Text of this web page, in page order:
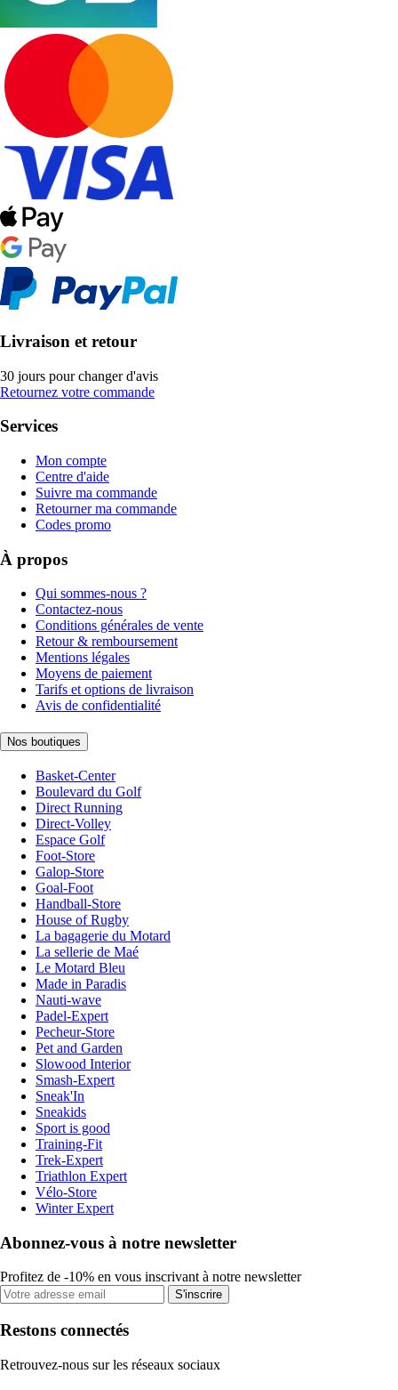
Livraison et retour
30 jours pour changer d'avis
Retournez votre commande
Services
Mon compte
Centre d'aide
Suivre ma commande
Retourner ma commande
Codes promo
À propos
Qui sommes-nous ?
Contactez-nous
Conditions générales de vente
Retour & remboursement
Mentions légales
Moyens de paiement
Tarifs et options de livraison
Avis de confidentialité
Nos boutiques
Basket-Center
Boulevard du Golf
Direct Running
Direct-Volley
Espace Golf
Foot-Store
Galop-Store
Goal-Foot
Handball-Store
House of Rugby
La bagagerie du Motard
La sellerie de Maé
Le Motard Bleu
Made in Paradis
Nauti-wave
Padel-Expert
Pecheur-Store
Pet and Garden
Slowood Interior
Smash-Expert
Sneak'In
Sneakids
Sport is good
Training-Fit
Trek-Expert
Triathlon Expert
Vélo-Store
Winter Expert
Abonnez-vous à notre newsletter
Profitez de -10% en vous inscrivant à notre newsletter
S'inscrire
Restons connectés
Retrouvez-nous sur les réseaux sociaux